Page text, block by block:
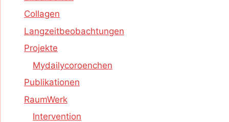
Collagen
Langzeitbeobachtungen
Projekte
Mydailycoroenchen
Publikationen
RaumWerk
Intervention